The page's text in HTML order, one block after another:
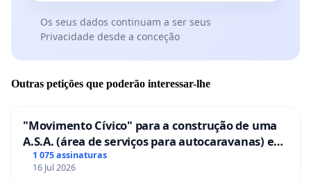
Os seus dados continuam a ser seus
Privacidade desde a conceção
Outras petições que poderão interessar-lhe
"Movimento Cívico" para a construção de uma
A.S.A. (área de serviços para autocaravanas) em
Coimbra
1 075 assinaturas
16 Jul 2026